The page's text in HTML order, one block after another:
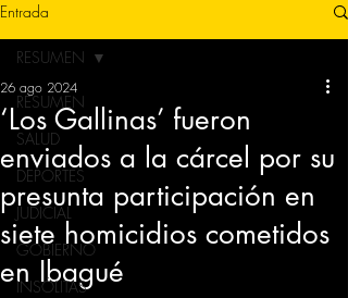
Entrada
RESUMEN
SALUD
DEPORTES
JUDICIAL
GOBIERNO
INSÓLITAS
RESUMEN
‘Los Gallinas’ fueron
enviados a la cárcel por su
presunta participación en
siete homicidios cometidos
en Ibagué
26 ago 2024